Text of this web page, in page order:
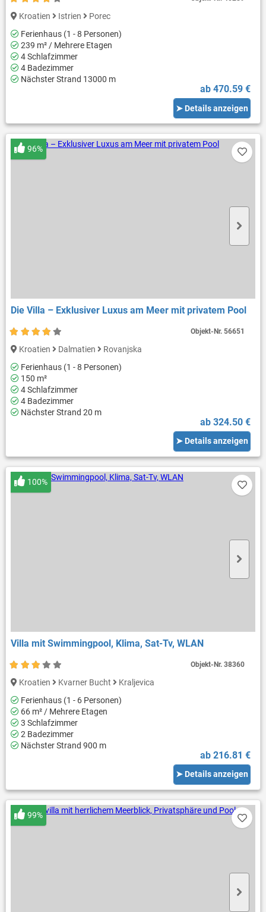
Kroatien Istrien
Porec
Ferienhaus (1 - 8 Personen)
239 m² / Mehrere Etagen
4 Schlafzimmer
4 Badezimmer
Nächster Strand 13000 m
ab 470.59 €
➤ Details anzeigen
Die Villa – Exklusiver Luxus am Meer mit privatem Pool
96%
Kroatien Dalmatien
Rovanjska
Ferienhaus (1 - 8 Personen)
150 m²
4 Schlafzimmer
4 Badezimmer
Nächster Strand 20 m
ab 324.50 €
➤ Details anzeigen
Objekt-Nr.56651
Villa mit Swimmingpool, Klima, Sat-Tv, WLAN
100%
Kroatien Kvarner Bucht
Kraljevica
Ferienhaus (1 - 6 Personen)
66 m² / Mehrere Etagen
3 Schlafzimmer
2 Badezimmer
Nächster Strand 900 m
ab 216.81 €
➤ Details anzeigen
Objekt-Nr.38360
99%